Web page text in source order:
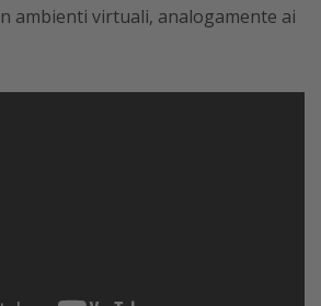
ambienti virtuali, analogamente ai